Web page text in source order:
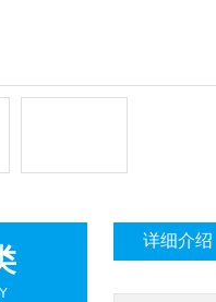
详细介绍